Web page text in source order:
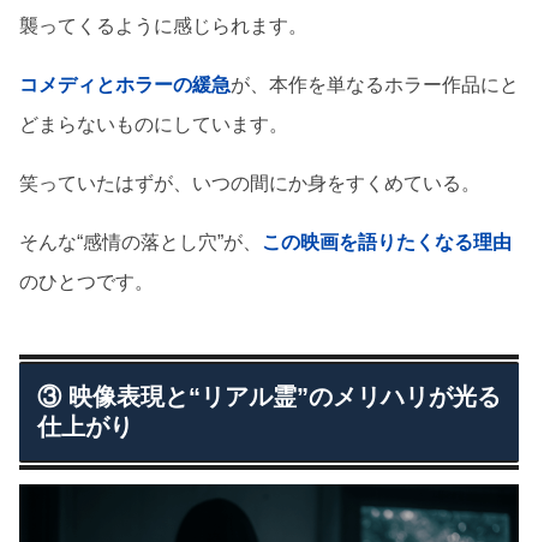
襲ってくるように感じられます。
コメディとホラーの緩急が、本作を単なるホラー作品にと
どまらないものにしています。
笑っていたはずが、いつの間にか身をすくめている。
そんな“感情の落とし穴”が、 この映画を語りたくなる理由
のひとつです。
③ 映像表現と“リアル霊”のメリハリが光る
仕上がり